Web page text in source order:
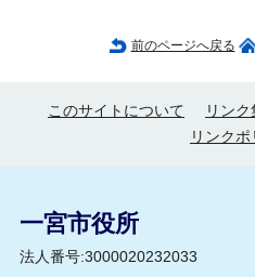
前のページへ戻る
このサイトについて リンク
リンクポ
一宮市役所
法人番号:3000020232033